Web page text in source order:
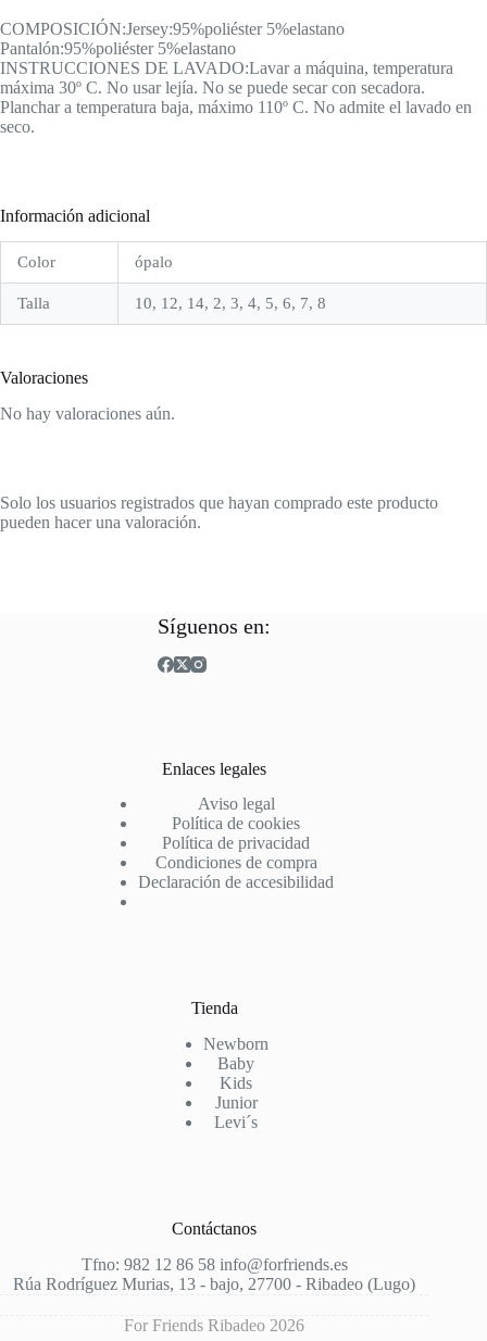
COMPOSICIÓN:Jersey:95%poliéster 5%elastano
Pantalón:95%poliéster 5%elastano
INSTRUCCIONES DE LAVADO:Lavar a máquina, temperatura
máxima 30º C. No usar lejía. No se puede secar con secadora.
Planchar a temperatura baja, máximo 110º C. No admite el lavado en
seco.
Información adicional
Color ópalo
Talla 10, 12, 14, 2, 3, 4, 5, 6, 7, 8
Valoraciones
No hay valoraciones aún.
Solo los usuarios registrados que hayan comprado este producto
pueden hacer una valoración.
Síguenos en:
Enlaces legales
Aviso legal
Política de cookies
Política de privacidad
Condiciones de compra
Declaración de accesibilidad
Tienda
Newborn
Baby
Kids
Junior
Levi´s
Contáctanos
Tfno: 982 12 86 58 info@forfriends.es
Rúa Rodríguez Murias, 13 - bajo, 27700 - Ribadeo (Lugo)
For Friends Ribadeo 2026